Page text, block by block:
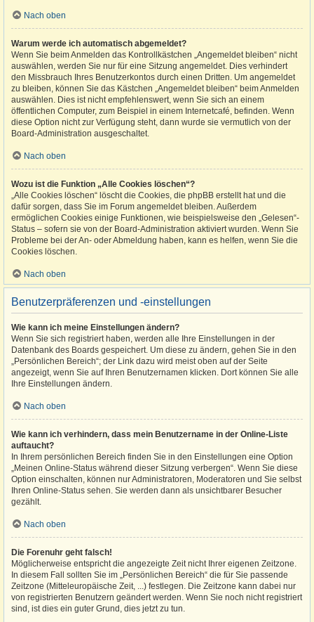
Nach oben
Warum werde ich automatisch abgemeldet?
Wenn Sie beim Anmelden das Kontrollkästchen „Angemeldet bleiben“ nicht
auswählen, werden Sie nur für eine Sitzung angemeldet. Dies verhindert
den Missbrauch Ihres Benutzerkontos durch einen Dritten. Um angemeldet
zu bleiben, können Sie das Kästchen „Angemeldet bleiben“ beim Anmelden
auswählen. Dies ist nicht empfehlenswert, wenn Sie sich an einem
öffentlichen Computer, zum Beispiel in einem Internetcafé, befinden. Wenn
diese Option nicht zur Verfügung steht, dann wurde sie vermutlich von der
Board-Administration ausgeschaltet.
Nach oben
Wozu ist die Funktion „Alle Cookies löschen“?
„Alle Cookies löschen“ löscht die Cookies, die phpBB erstellt hat und die
dafür sorgen, dass Sie im Forum angemeldet bleiben. Außerdem
ermöglichen Cookies einige Funktionen, wie beispielsweise den „Gelesen“-
Status – sofern sie von der Board-Administration aktiviert wurden. Wenn Sie
Probleme bei der An- oder Abmeldung haben, kann es helfen, wenn Sie die
Cookies löschen.
Nach oben
Benutzerpräferenzen und -einstellungen
Wie kann ich meine Einstellungen ändern?
Wenn Sie sich registriert haben, werden alle Ihre Einstellungen in der
Datenbank des Boards gespeichert. Um diese zu ändern, gehen Sie in den
„Persönlichen Bereich“; der Link dazu wird meist oben auf der Seite
angezeigt, wenn Sie auf Ihren Benutzernamen klicken. Dort können Sie alle
Ihre Einstellungen ändern.
Nach oben
Wie kann ich verhindern, dass mein Benutzername in der Online-Liste
auftaucht?
In Ihrem persönlichen Bereich finden Sie in den Einstellungen eine Option
„Meinen Online-Status während dieser Sitzung verbergen“. Wenn Sie diese
Option einschalten, können nur Administratoren, Moderatoren und Sie selbst
Ihren Online-Status sehen. Sie werden dann als unsichtbarer Besucher
gezählt.
Nach oben
Die Forenuhr geht falsch!
Möglicherweise entspricht die angezeigte Zeit nicht Ihrer eigenen Zeitzone.
In diesem Fall sollten Sie im „Persönlichen Bereich“ die für Sie passende
Zeitzone (Mitteleuropäische Zeit, ...) festlegen. Die Zeitzone kann dabei nur
von registrierten Benutzern geändert werden. Wenn Sie noch nicht registriert
sind, ist dies ein guter Grund, dies jetzt zu tun.